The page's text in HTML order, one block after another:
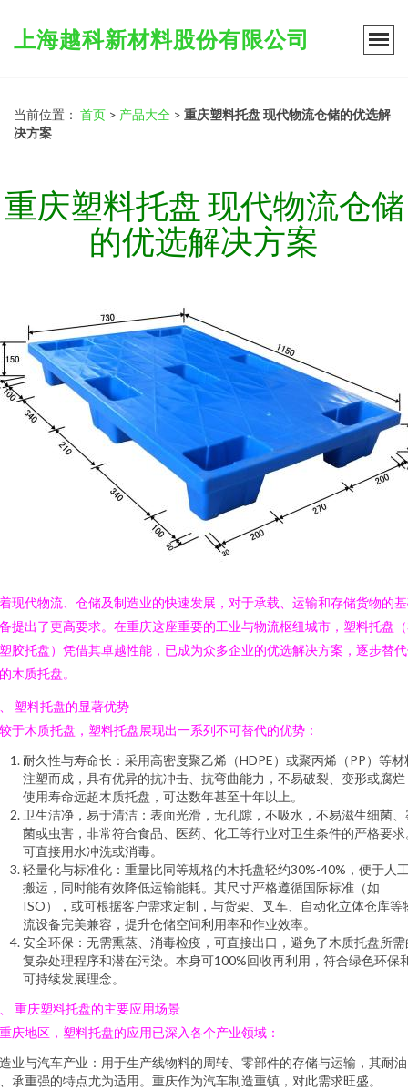
上海越科新材料股份有限公司
当前位置： 首页 > 产品大全 > 重庆塑料托盘 现代物流仓储的优选解
决方案
重庆塑料托盘 现代物流仓储
的优选解决方案
现代物流、仓储及制造业的快速发展，对于承载、运输和存储货物的
提出了更高要求。在重庆这座重要的工业与物流枢纽城市，塑料托盘
胶托盘）凭借其卓越性能，已成为众多企业的优选解决方案，逐步替
木质托盘。
塑料托盘的显著优势
于木质托盘，塑料托盘展现出一系列不可替代的优势：
耐久性与寿命长：采用高密度聚乙烯（HDPE）或聚丙烯（PP）等材
注塑而成，具有优异的抗冲击、抗弯曲能力，不易破裂、变形或腐烂
使用寿命远超木质托盘，可达数年甚至十年以上。
卫生洁净，易于清洁：表面光滑，无孔隙，不吸水，不易滋生细菌、
菌或虫害，非常符合食品、医药、化工等行业对卫生条件的严格要求
可直接用水冲洗或消毒。
轻量化与标准化：重量比同等规格的木托盘轻约30%-40%，便于人
搬运，同时能有效降低运输能耗。其尺寸严格遵循国际标准（如
ISO），或可根据客户需求定制，与货架、叉车、自动化立体仓库等
流设备完美兼容，提升仓储空间利用率和作业效率。
安全环保：无需熏蒸、消毒检疫，可直接出口，避免了木质托盘所需
复杂处理程序和潜在污染。本身可100%回收再利用，符合绿色环保
可持续发展理念。
重庆塑料托盘的主要应用场景
庆地区，塑料托盘的应用已深入各个产业领域：
业与汽车产业：用于生产线物料的周转、零部件的存储与运输，其耐油
承重强的特点尤为适用。重庆作为汽车制造重镇，对此需求旺盛。